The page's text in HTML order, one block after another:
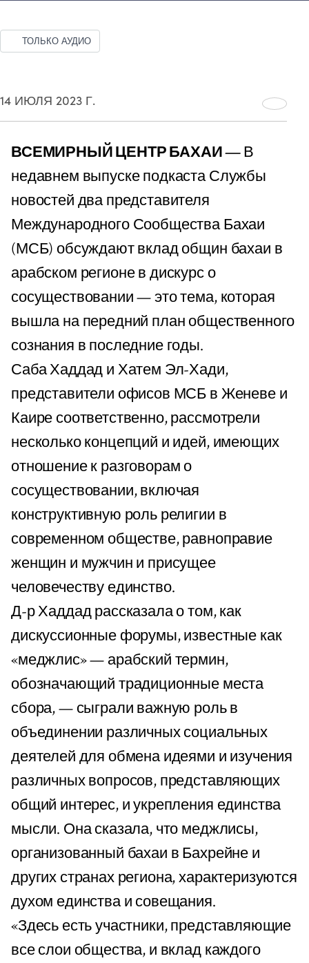
ТОЛЬКО АУДИО
14 ИЮЛЯ 2023 Г.
ВСЕМИРНЫЙ ЦЕНТР БАХАИ —В
недавнем выпуске подкаста Службы
новостей два представителя
Международного Сообщества Бахаи
(МСБ) обсуждают вклад общин бахаи в
арабском регионе в дискурс о
сосуществовании — это тема, которая
вышла на передний план общественного
сознания в последние годы.
Саба Хаддад и Хатем Эл-Хади,
представители офисов МСБ в Женеве и
Каире соответственно, рассмотрели
несколько концепций и идей, имеющих
отношение к разговорам о
сосуществовании, включая
конструктивную роль религии в
современном обществе, равноправие
женщин и мужчин и присущее
человечеству единство.
Д-р Хаддад рассказала о том, как
дискуссионные форумы, известные как
«меджлис» — арабский термин,
обозначающий традиционные места
сбора, — сыграли важную роль в
объединении различных социальных
деятелей для обмена идеями и изучения
различных вопросов, представляющих
общий интерес, и укрепления единства
мысли. Она сказала, что меджлисы,
организованный бахаи в Бахрейне и
других странах региона, характеризуются
духом единства и совещания.
«Здесь есть участники, представляющие
все слои общества, и вклад каждого